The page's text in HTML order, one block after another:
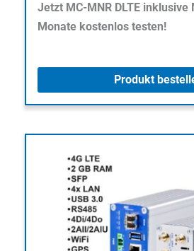
Jetzt MC-MNR DLTE inklusive
Monate kostenlos testen!
Produkt